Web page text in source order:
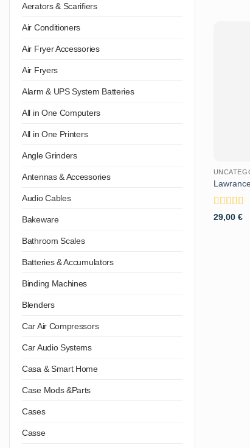
Aerators & Scarifiers
Air Conditioners
Air Fryer Accessories
Air Fryers
Alarm & UPS System Batteries
All in One Computers
All in One Printers
Angle Grinders
Antennas & Accessories
Audio Cables
Bakeware
Bathroom Scales
Batteries & Accumulators
Binding Machines
Blenders
Car Air Compressors
Car Audio Systems
Casa & Smart Home
Case Mods &Parts
Cases
Casse
Valutato
29,00 €